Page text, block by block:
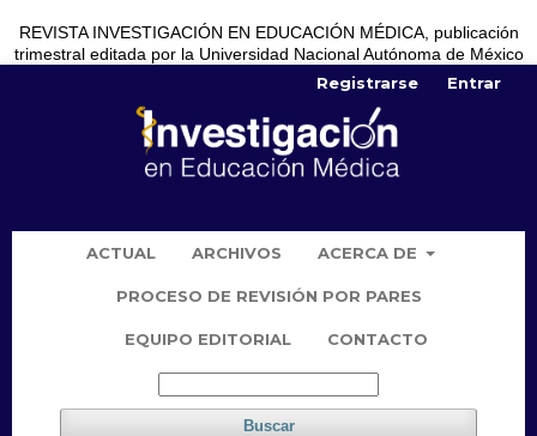
REVISTA INVESTIGACIÓN EN EDUCACIÓN MÉDICA, publicación
trimestral editada por la Universidad Nacional Autónoma de México
ACTUAL ARCHIVOS ACERCA DE
PROCESO DE REVISIÓN POR PARES
EQUIPO EDITORIAL CONTACTO
Buscar
Registrarse Entrar